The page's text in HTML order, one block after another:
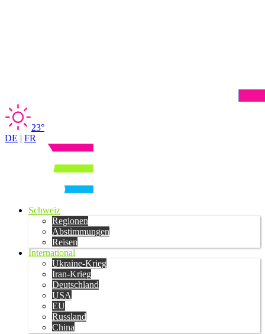
23°
DE | FR
Schweiz
Regionen
Abstimmungen
Reisen
International
Ukraine-Krieg
Iran-Krieg
Deutschland
USA
EU
Russland
China